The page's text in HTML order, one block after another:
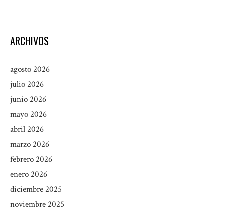
ARCHIVOS
agosto 2026
julio 2026
junio 2026
mayo 2026
abril 2026
marzo 2026
febrero 2026
enero 2026
diciembre 2025
noviembre 2025